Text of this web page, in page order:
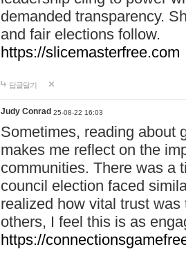
demanded transparency.
and fair elections follow.
https://slicemasterfree.com
답글달기
Judy Conrad 25-08-22 16:03
Sometimes, reading about
makes me reflect on the
communities. There was a
council election faced
realized how vital trust
others, I feel this is as
https://